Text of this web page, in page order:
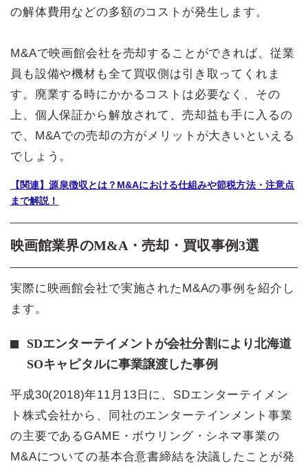
の解体費用などの多額のコストが発生します。
M&Aで映画館会社を売却することができれば、従業
員も設備や機材も全て買収側は引き取ってくれま
す。廃業する時にかかるコストは必要なく、その
上、個人保証から解放されて、売却益も手に入るの
で、M&Aでの売却の方がメリットが大きいといえる
でしょう。
【関連】源泉徴収とは？M&Aにおける仕組みや節税方法・注意点
まで解説！
映画館業界のM&A・売却・買収事例3選
実際に映画館会社で実施されたM&Aの事例を紹介し
ます。
SDエンターテイメントが会社分割により北海道
SOキャピタルに事業譲渡した事例
平成30(2018)年11月13日に、SDエンターテイメン
ト株式会社から、同社のエンターテインメント事業
の主要であるGAME・ボウリング・シネマ事業の
M&Aについての基本合意書締結を決議したことが発